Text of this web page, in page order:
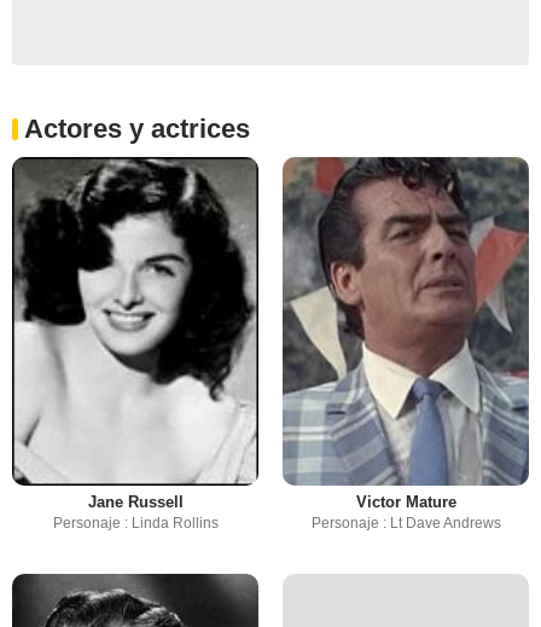
Actores y actrices
Jane Russell
Personaje : Linda Rollins
Victor Mature
Personaje : Lt Dave Andrews